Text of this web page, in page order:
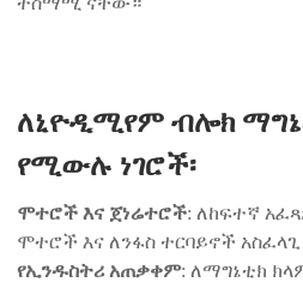
ለኒዮዲሚየም ብሎክ
የሚውሉ ነገሮች፡
ሞተሮች እና ጀነሬተሮች: ለከፍተኛ
ሞተሮች እና ለንፋስ ተርባይኖች አስፈላጊ
የኢንዱስትሪ አጠቃቀም: ለማግኔቲክ